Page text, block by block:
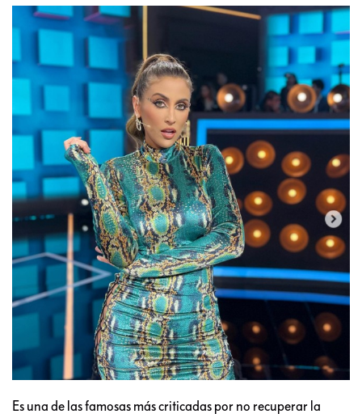
Es una de las famosas más criticadas por no recuperar la